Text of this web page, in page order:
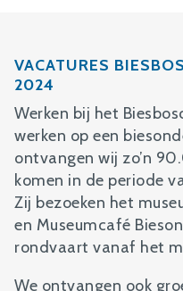
VACATURES
2024
Werken bij het
werken op een
ontvangen wij zo’n
komen in de periode
Zij bezoeken het
en Museumcafé
rondvaart vanaf het
We ontvangen ook